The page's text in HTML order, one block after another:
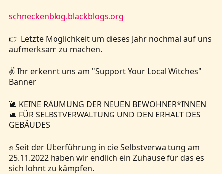
schneckenblog.blackblogs.org
👉 Letzte Möglichkeit um dieses Jahr nochmal auf uns
aufmerksam zu machen.
✌️ Ihr erkennt uns am "Support Your Local Witches"
Banner
🐌 KEINE RÄUMUNG DER NEUEN BEWOHNER*INNEN
🐌 FÜR SELBSTVERWALTUNG UND DEN ERHALT DES
GEBÄUDES
✊ Seit der Überführung in die Selbstverwaltung am
25.11.2022 haben wir endlich ein Zuhause für das es
sich lohnt zu kämpfen.